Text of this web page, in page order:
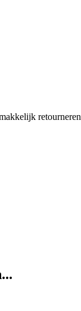
retourneren